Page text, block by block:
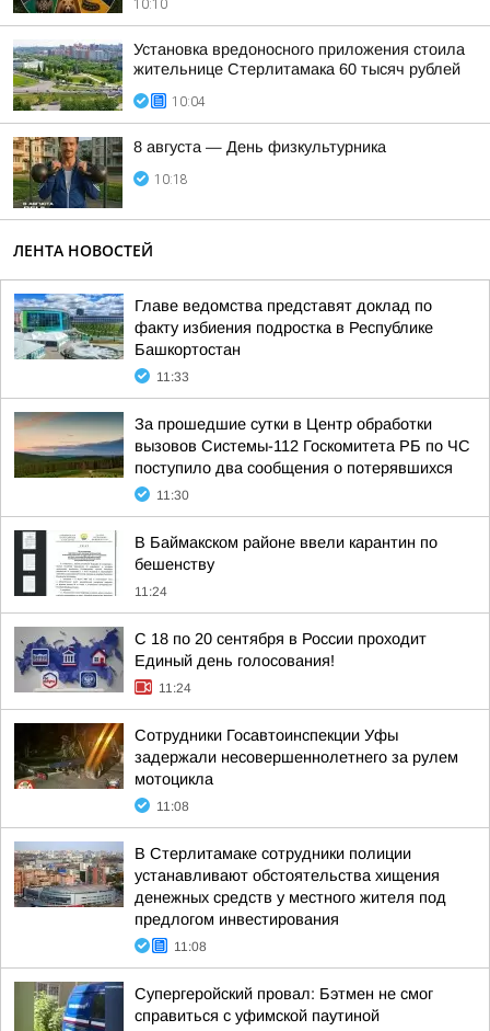
10:10
Установка вредоносного приложения стоила
жительнице Стерлитамака 60 тысяч рублей
10:04
8 августа — День физкультурника
10:18
ЛЕНТА НОВОСТЕЙ
Главе ведомства представят доклад по
факту избиения подростка в Республике
Башкортостан
11:33
За прошедшие сутки в Центр обработки
вызовов Системы-112 Госкомитета РБ по ЧС
поступило два сообщения о потерявшихся
11:30
В Баймакском районе ввели карантин по
бешенству
11:24
С 18 по 20 сентября в России проходит
Единый день голосования!
11:24
Сотрудники Госавтоинспекции Уфы
задержали несовершеннолетнего за рулем
мотоцикла
11:08
В Стерлитамаке сотрудники полиции
устанавливают обстоятельства хищения
денежных средств у местного жителя под
предлогом инвестирования
11:08
Супергеройский провал: Бэтмен не смог
справиться с уфимской паутиной